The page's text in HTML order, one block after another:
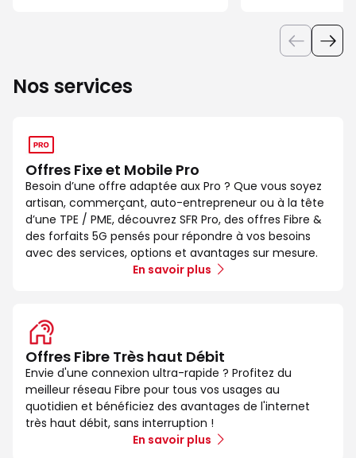
Nos services
Offres Fixe et Mobile Pro
Besoin d’une offre adaptée aux Pro ? Que vous soyez
artisan, commerçant, auto-entrepreneur ou à la tête
d’une TPE / PME, découvrez SFR Pro, des offres Fibre &
des forfaits 5G pensés pour répondre à vos besoins
avec des services, options et avantages sur mesure.
En savoir plus
Offres Fibre Très haut Débit
Envie d'une connexion ultra-rapide ? Profitez du
meilleur réseau Fibre pour tous vos usages au
quotidien et bénéficiez des avantages de l'internet
très haut débit, sans interruption !
En savoir plus